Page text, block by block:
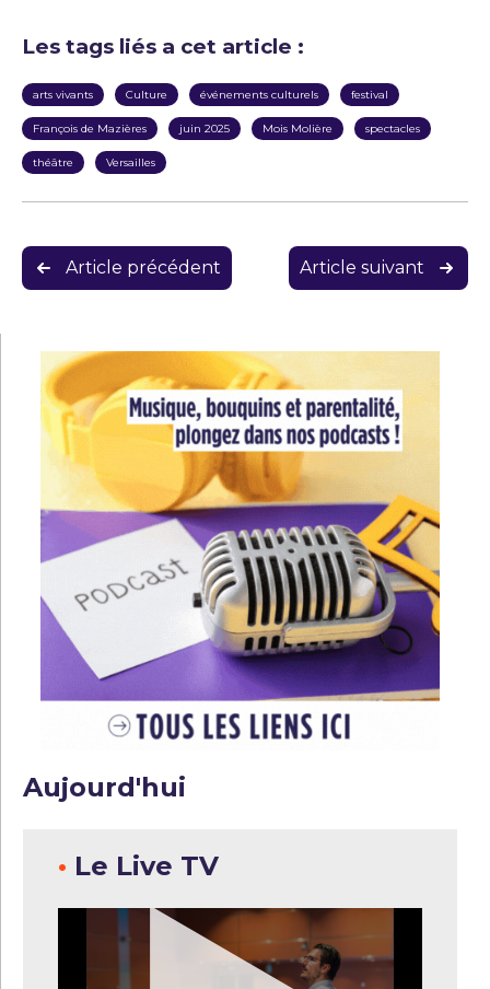
Les tags liés a cet article :
arts vivants Culture événements culturels festival
François de Mazières juin 2025 Mois Molière spectacles
théâtre Versailles
Navigation
de
Article précédent Article suivant
Aujourd'hui
• Le Live TV